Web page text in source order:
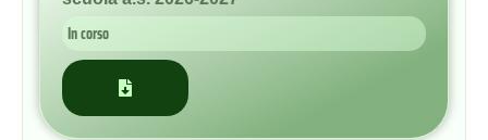
Regolamento contributo alle aziende per
l’assunzione di nuovi autisti 2026
In corso